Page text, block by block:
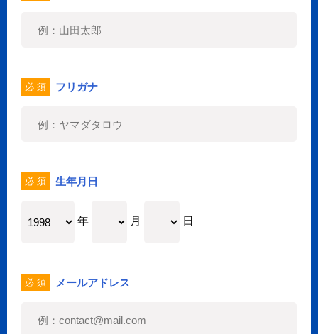
必 須 フリガナ
必 須 生年月日
年 月 日
必 須 メールアドレス